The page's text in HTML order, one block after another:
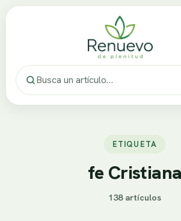
ETIQUETA
fe Cristiana
138 artículos